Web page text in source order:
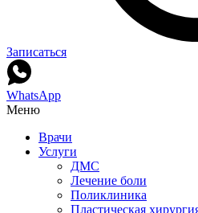
Записаться
WhatsApp
Меню
Врачи
Услуги
ДМС
Лечение боли
Поликлиника
Пластическая